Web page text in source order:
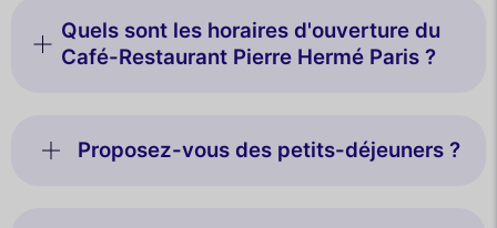
Quels sont les horaires d'ouverture du
Café-Restaurant Pierre Hermé Paris ?
Proposez-vous des petits-déjeuners ?